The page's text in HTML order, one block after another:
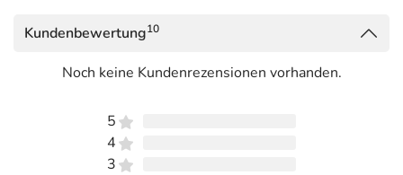
Kundenbewertung10
Noch keine Kundenrezensionen vorhanden.
5
4
3